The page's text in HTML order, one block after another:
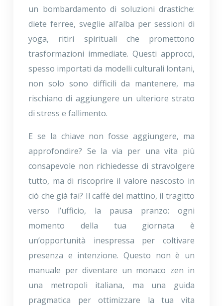
un bombardamento di soluzioni drastiche:
diete ferree, sveglie all’alba per sessioni di
yoga, ritiri spirituali che promettono
trasformazioni immediate. Questi approcci,
spesso importati da modelli culturali lontani,
non solo sono difficili da mantenere, ma
rischiano di aggiungere un ulteriore strato
di stress e fallimento.
E se la chiave non fosse aggiungere, ma
approfondire? Se la via per una vita più
consapevole non richiedesse di stravolgere
tutto, ma di riscoprire il valore nascosto in
ciò che già fai? Il caffè del mattino, il tragitto
verso l’ufficio, la pausa pranzo: ogni
momento della tua giornata è
un’opportunità inespressa per coltivare
presenza e intenzione. Questo non è un
manuale per diventare un monaco zen in
una metropoli italiana, ma una guida
pragmatica per ottimizzare la tua vita